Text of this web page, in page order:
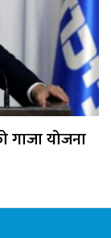
गाजा योजना